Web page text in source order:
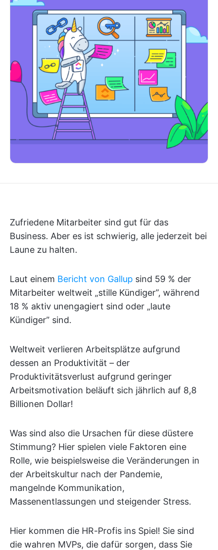
Zufriedene Mitarbeiter sind gut für das
Business. Aber es ist schwierig, alle jederzeit bei
Laune zu halten.
Laut einem Bericht von Gallup sind 59 % der
Mitarbeiter weltweit „stille Kündiger”, während
18 % aktiv unengagiert sind oder „laute
Kündiger” sind.
Weltweit verlieren Arbeitsplätze aufgrund
dessen an Produktivität – der
Produktivitätsverlust aufgrund geringer
Arbeitsmotivation beläuft sich jährlich auf 8,8
Billionen Dollar!
Was sind also die Ursachen für diese düstere
Stimmung? Hier spielen viele Faktoren eine
Rolle, wie beispielsweise die Veränderungen in
der Arbeitskultur nach der Pandemie,
mangelnde Kommunikation,
Massenentlassungen und steigender Stress.
Hier kommen die HR-Profis ins Spiel! Sie sind
die wahren MVPs, die dafür sorgen, dass Sie